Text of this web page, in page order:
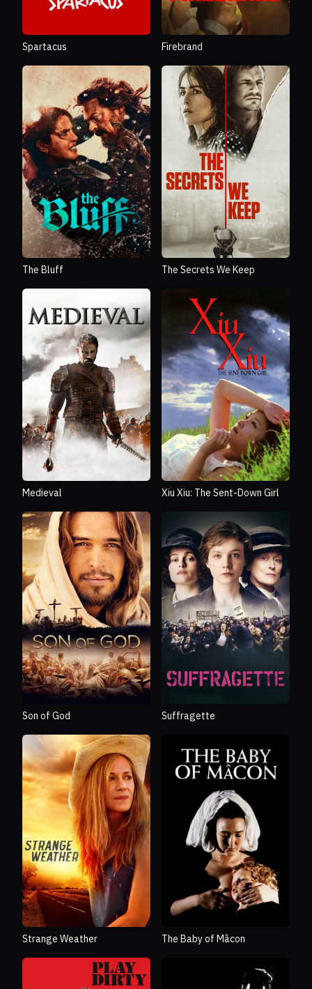
Spartacus Firebrand
The Bluff The Secrets We Keep
Medieval Xiu Xiu: The Sent-Down Girl
Son of God Suffragette
Strange Weather The Baby of Mâcon